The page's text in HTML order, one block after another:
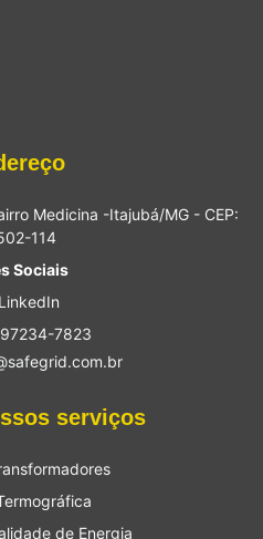
Medicina -Itajubá/MG - CEP:
114
Sociais
LinkedIn
7823
serviços
de Energia